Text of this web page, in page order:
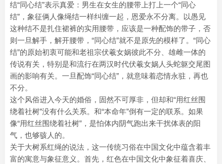
结“同心结”表示真爱：男生在女生的腰带上打上一个“同心
结”，象征俩人像绳结一样纠缠一起，恩爱永不分离。以愚见
这种结不是扎住裙裤的实用腰带，应该是一种配饰的带子，否
则一旦解手，解开腰带，“同心结”就不是原先的模样了。“同心
结”的原始初衷可能和老祖宗伏羲女娲彼此不分、雄雌一体的
传说有关，特别是和流行在两汉时代伏羲女娲人头蛇躯交尾图
画的影响有关。一旦配饰“同心结”，就意味着恋情永驻，再也
不分。
这个风俗进入今天的婚俗，固然不可厚非，但却和“用红丝围
绕着社树”没有什么关系。和“本命年”倒有一定的联系。如果
像“用红丝围绕着社树”，是怕体内阴气跑出来干扰体表的阳
气，也够骇人的。
关于大树系红绳的说法，这一传统习俗在中国文化中蕴含着丰
富的寓意与象征意义。首先，红色在中国文化中象征着喜庆、